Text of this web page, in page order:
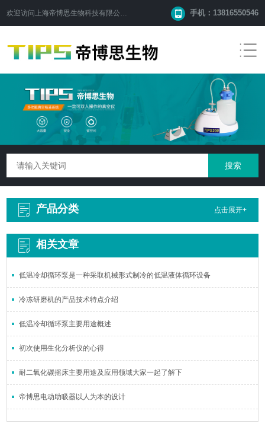
欢迎访问 上海帝博思生物科技有限公司 手机：13816550546
产品分类 点击展开+
相关文章
低温冷却循环泵是一种采取机械形式制冷的低温液体循环设备
冷冻研磨机的产品技术特点介绍
低温冷却循环泵主要用途概述
初次使用生化分析仪的心得
耐二氧化碳摇床主要用途及应用领域大家一起了解下
帝博思电动助吸器以人为本的设计